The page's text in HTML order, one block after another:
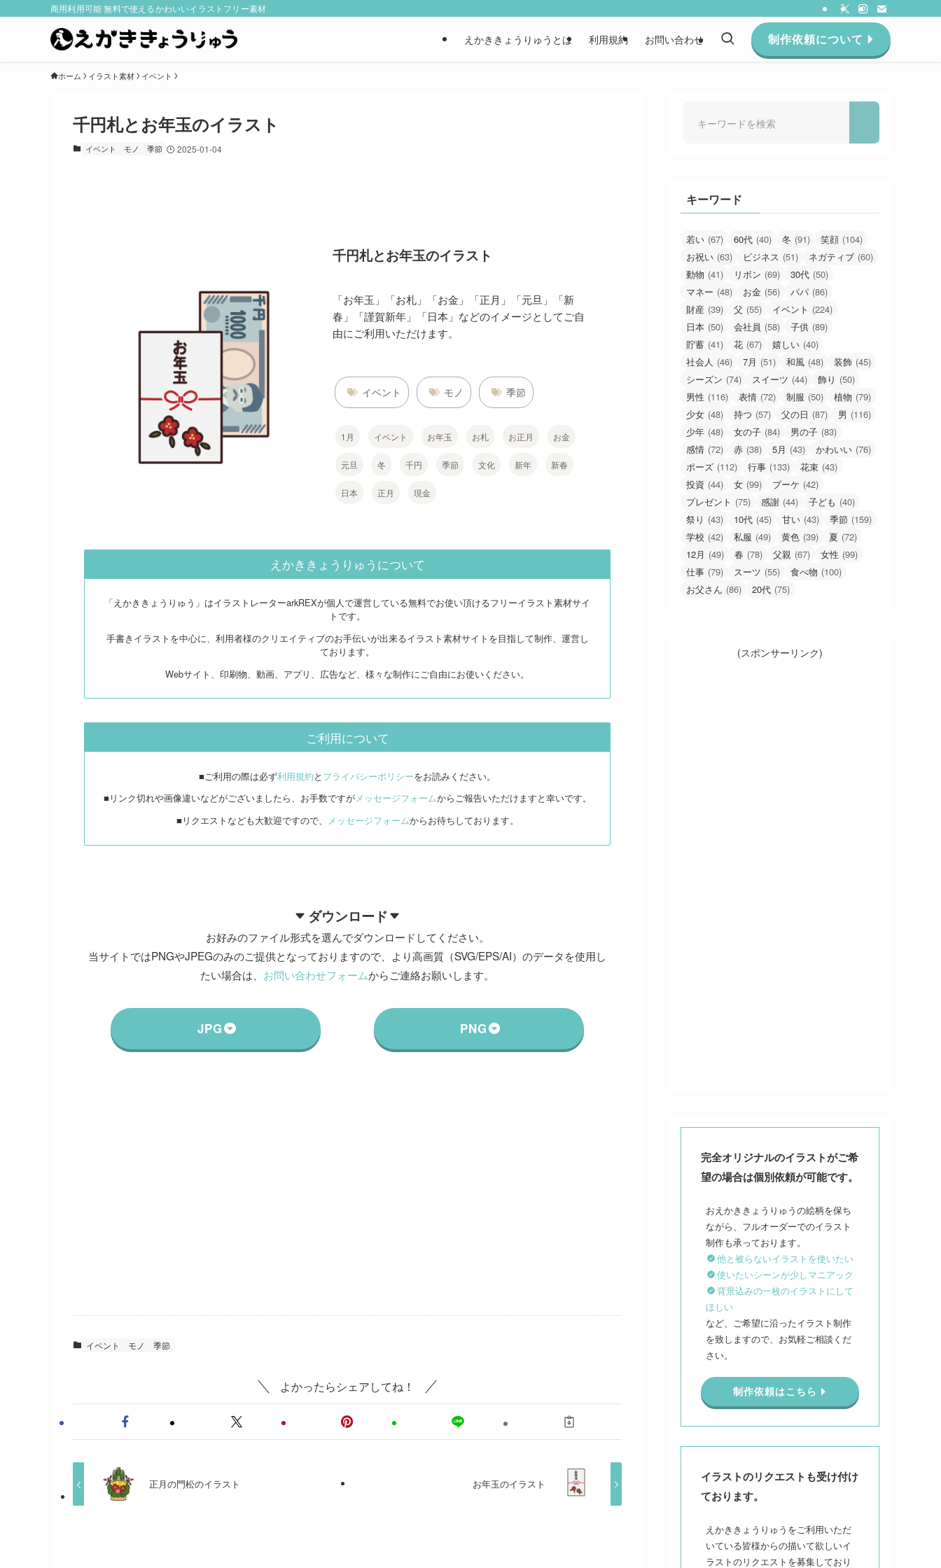
商用利用可能 無料で使えるかわいいイラストフリー素材
えかききょうりゅうとは 利用規約 お問い合わせ 制作依頼について
ホーム イラスト素材 イベント
千円札とお年玉のイラスト
イベント モノ 季節 2025-01-04
千円札とお年玉のイラスト
「お年玉」「お札」「お金」「正月」「元旦」「新
春」「謹賀新年」「日本」などのイメージとしてご自
由にご利用いただけます。
イベント モノ 季節
1月 イベント お年玉 お札 お正月 お金
元旦 冬 千円 季節 文化 新年 新春
日本 正月 現金
えかききょうりゅうについて
「えかききょうりゅう」はイラストレーターarkREXが個人で運営している無料でお使い頂けるフリーイラスト素材サイ
トです。
手書きイラストを中心に、利用者様のクリエイティブのお手伝いが出来るイラスト素材サイトを目指して制作、運営し
ております。
Webサイト、印刷物、動画、アプリ、広告など、様々な制作にご自由にお使いください。
ご利用について
■ご利用の際は必ず利用規約と プライバシーポリシーをお読みください。
■リンク切れや画像違いなどがございましたら、お手数ですがメッセージフォームからご報告いただけますと幸いです。
■リクエストなども大歓迎ですので、
メッセージフォームからお待ちしております。
ダウンロード
お好みのファイル形式を選んでダウンロードしてください。
当サイトではPNGやJPEGのみのご提供となっておりますので、より高画質（SVG/EPS/AI）のデータを使用し
たい場合は、 お問い合わせフォームからご連絡お願いします。
JPG PNG
イベント モノ 季節
よかったらシェアしてね！
正月の門松のイラスト お年玉のイラスト
キーワード
若い (67) 60代 (40) 冬 (91) 笑顔 (104)
お祝い (63) ビジネス (51) ネガティブ (60)
動物 (41) リボン (69) 30代 (50)
マネー (48) お金 (56) パパ (86)
財産 (39) 父 (55) イベント (224)
日本 (50) 会社員 (58) 子供 (89)
貯蓄 (41) 花 (67) 嬉しい (40)
社会人 (46) 7月 (51) 和風 (48) 装飾 (45)
シーズン (74) スイーツ (44) 飾り (50)
男性 (116) 表情 (72) 制服 (50) 植物 (79)
少女 (48) 持つ (57) 父の日 (87) 男 (116)
少年 (48) 女の子 (84) 男の子 (83)
感情 (72) 赤 (38) 5月 (43) かわいい (76)
ポーズ (112) 行事 (133) 花束 (43)
投資 (44) 女 (99) ブーケ (42)
プレゼント (75) 感謝 (44) 子ども (40)
祭り (43) 10代 (45) 甘い (43) 季節 (159)
学校 (42) 私服 (49) 黄色 (39) 夏 (72)
12月 (49) 春 (78) 父親 (67) 女性 (99)
仕事 (79) スーツ (55) 食べ物 (100)
お父さん (86) 20代 (75)
(スポンサーリンク)
完全オリジナルのイラストがご希
望の場合は個別依頼が可能です。
おえかききょうりゅうの絵柄を保ち
ながら、フルオーダーでのイラスト
他と被らないイラストを使いたい
使いたいシーンが少しマニアック
背景込みの一枚のイラストにして
ほしい
など、ご希望に沿ったイラスト制作
を致しますので、お気軽ご相談くだ
さい。
制作依頼はこちら
イラストのリクエストも受け付け
ております。
えかききょうりゅうをご利用いただ
いている皆様からの描いて欲しいイ
ラストのリクエストを募集しており